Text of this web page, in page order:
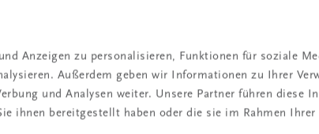
Anzeigen zu personalisieren, Funktionen für soziale
Außerdem geben wir Informationen zu Ihrer
und Analysen weiter. Unsere Partner führen diese
ihnen bereitgestellt haben oder die sie im Rahmen